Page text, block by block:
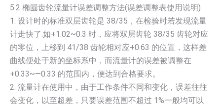
5.2 椭圆齿轮流量计误差调整方法(误差调整表使用说明)
1. 设计时的标准双层齿轮是 38/35，在检验时若发现流量
计走快了.如+1.02~0.3 时，应将双层齿轮 38/35 齿轮对应
的零位，上移到 41/38 齿轮相对应+0.63 的位置，这样差
曲线便处于新的坐标系中，而流量计的误差被调整在
+0.33~—0.33 的范围内，便达到合格要求。
2. 流量计在使用中，由于工作条件不同和变化，误差往往
会变化，以至超差，只要误差范围不超过 1%一般均可以